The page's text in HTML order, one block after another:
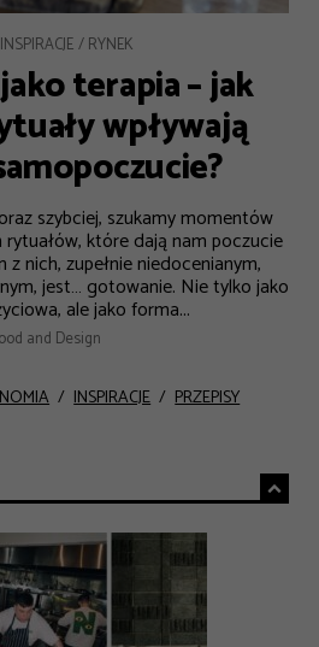
INSPIRACJE RYNEK
terapia – jak
wpływają
szybciej, szukamy momentów
które dają nam poczucie
z nich, zupełnie niedocenianym,
jest… gotowanie. Nie tylko jako
ale jako forma...
and Design
INSPIRACJE
PRZEPISY